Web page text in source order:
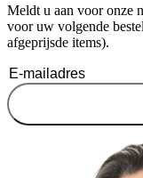
Meldt u aan voor onze
voor uw volgende
afgeprijsde items).